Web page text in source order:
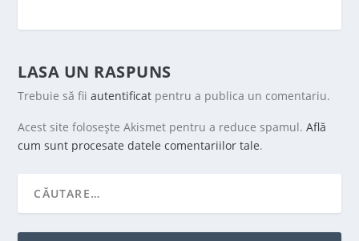
LASA UN RASPUNS
Trebuie să fiiautentificat pentru a publica un comentariu.
Acest site folosește Akismet pentru a reduce spamul.Află
cum sunt procesate datele comentariilor tale.